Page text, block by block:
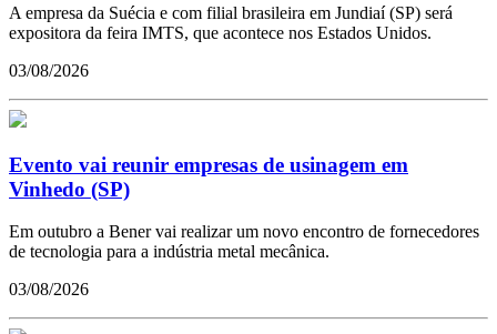
A empresa da Suécia e com filial brasileira em Jundiaí (SP) será
expositora da feira IMTS, que acontece nos Estados Unidos.
03/08/2026
Evento vai reunir empresas de usinagem em
Vinhedo (SP)
Em outubro a Bener vai realizar um novo encontro de fornecedores
de tecnologia para a indústria metal mecânica.
03/08/2026